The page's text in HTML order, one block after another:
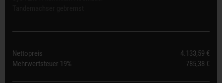
Nettopreis
4.133,59 €
Mehrwertsteuer 19% 785,38 €